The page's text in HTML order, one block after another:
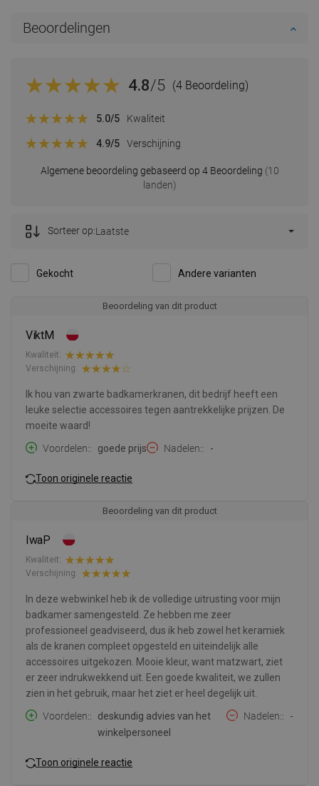
Beoordelingen
4.8/5 (4 Beoordeling)
Algemene beoordeling gebaseerd op 4 Beoordeling (10
landen)
5.0/5 Kwaliteit
4.9/5 Verschijning
Gekocht Andere varianten
Sorteer op:Laatste
Beoordeling van dit product
ViktM
Kwaliteit:
Verschijning:
Ik hou van zwarte badkamerkranen, dit bedrijf heeft een
leuke selectie accessoires tegen aantrekkelijke prijzen. De
moeite waard!
Voordelen:
goede prijs Nadelen: -
Toon originele reactie
Beoordeling van dit product
IwaP
Kwaliteit:
Verschijning:
In deze webwinkel heb ik de volledige uitrusting voor mijn
badkamer samengesteld. Ze hebben me zeer
professioneel geadviseerd, dus ik heb zowel het keramiek
als de kranen compleet opgesteld en uiteindelijk alle
accessoires uitgekozen. Mooie kleur, want matzwart, ziet
er zeer indrukwekkend uit. Een goede kwaliteit, we zullen
zien in het gebruik, maar het ziet er heel degelijk uit.
Voordelen:
deskundig advies van het
winkelpersoneel
Nadelen: -
Toon originele reactie